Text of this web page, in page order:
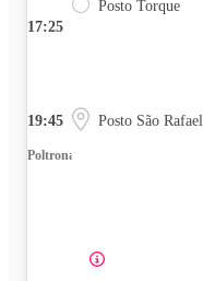
17:25
Posto Torque
19:45 Posto São Rafael
Poltrona